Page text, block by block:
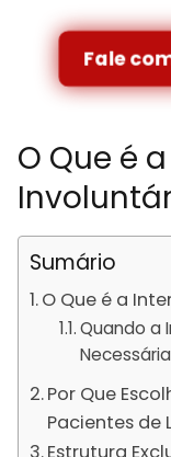
Fale
O Que é
Sumário
O Que é a
Quando a
Por Que
Pacientes de